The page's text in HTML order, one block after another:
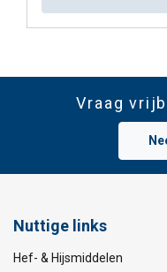
Vraag
Nuttige links
Hef- & Hijsmiddelen